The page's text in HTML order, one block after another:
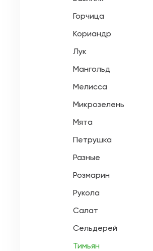
Горчица
Кориандр
Лук
Мангольд
Мелисса
Микрозелень
Мята
Петрушка
Разные
Розмарин
Рукола
Салат
Сельдерей
Тимьян